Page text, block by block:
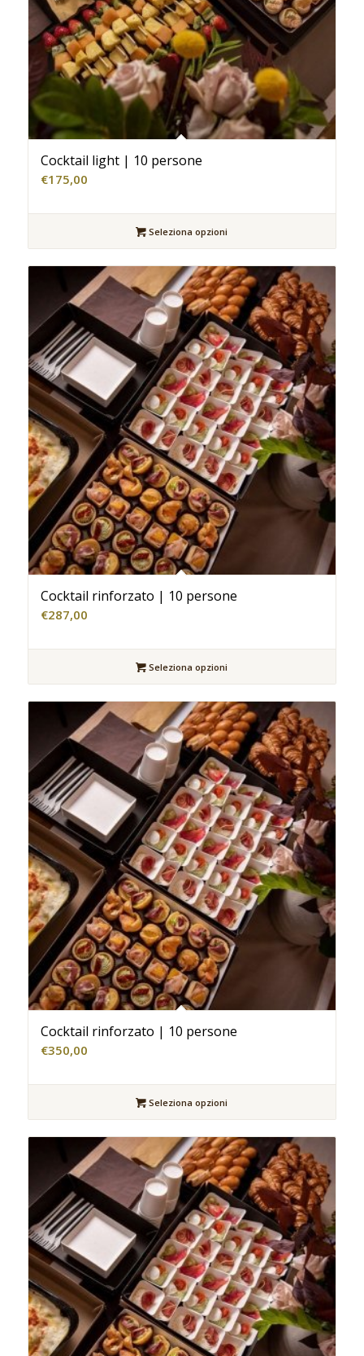
Cocktail light | 10 persone
€175,00
Seleziona opzioni
Cocktail rinforzato | 10 persone
€287,00
Seleziona opzioni
Cocktail rinforzato | 10 persone
€350,00
Seleziona opzioni